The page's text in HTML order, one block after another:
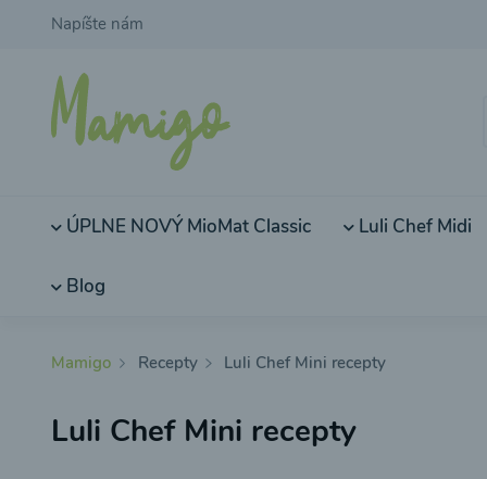
Napíšte nám
ÚPLNE NOVÝ MioMat Classic Luli Chef Midi
Blog
Mamigo Recepty Luli Chef Mini recepty
Luli Chef Mini recepty